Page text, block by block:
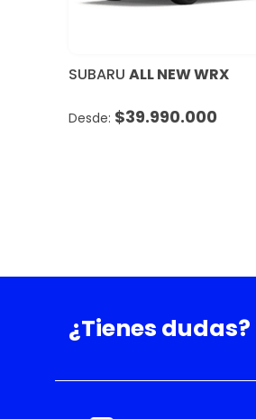
SUBARU ALL NEW WRX
$39.990.000
¿Tienes dudas?